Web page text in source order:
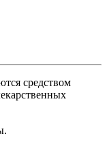
средством